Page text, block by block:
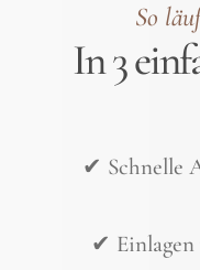
So
In 3
✔ Schnelle
✔ Einlagen